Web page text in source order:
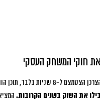
חוקי המשחק העסקי
לכלי השיווק החזק והמשפיע ביותר.
את השוק בשנים הקרובות.